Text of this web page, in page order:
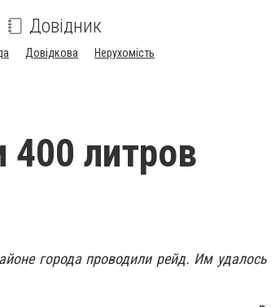
Довідник
Довідкова Нерухомість
литров
города проводили рейд. Им удалось